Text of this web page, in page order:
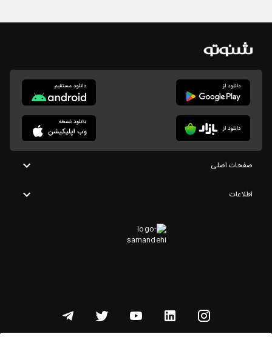
صفحات اصلی
اطلاعات